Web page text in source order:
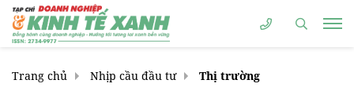
Trang chủ Nhịp cầu đầu tư Thị trường